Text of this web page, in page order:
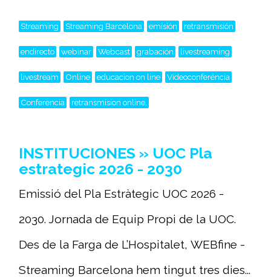
Streaming Streaming Barcelona emisión retransmisión
endirecto webinar Webcast grabación livestreaming
livestream Online educacion on line Videoconferéncia
Conferencia retransmision online,
INSTITUCIONES » UOC Pla
estrategic 2026 - 2030
Emissió del Pla Estràtegic UOC 2026 -
2030. Jornada de Equip Propi de la UOC.
Des de la Farga de L’Hospitalet, WEBfine -
Streaming Barcelona hem tingut tres dies...